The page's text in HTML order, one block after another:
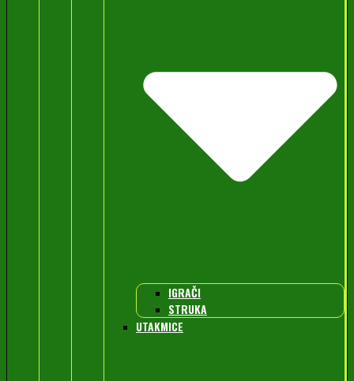
IGRAČI
STRUKA
UTAKMICE